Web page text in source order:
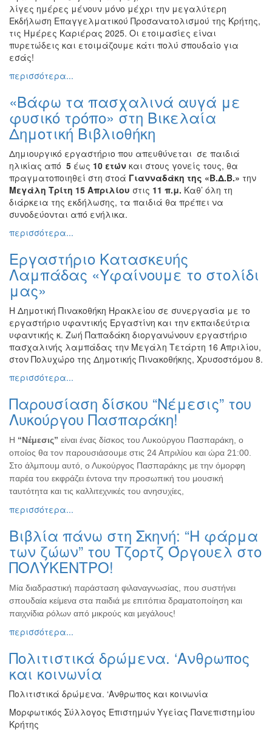
λίγες ημέρες μένουν μόνο μέχρι την μεγαλύτερη
Εκδήλωση Επαγγελματικού Προσανατολισμού της Κρήτης,
τις Ημέρες Καριέρας 2025. Οι ετοιμασίες είναι
πυρετώδεις και ετοιμάζουμε κάτι πολύ σπουδαίο για
εσάς!
περισσότερα...
«Βάφω τα πασχαλινά αυγά με
φυσικό τρόπο» στη Βικελαία
Δημοτική Βιβλιοθήκη
Δημιουργικό εργαστήριο που απευθύνεται σε παιδιά
ηλικίας από 5 έως 10 ετών και στους γονείς τους, θα
πραγματοποιηθεί στη στοά Γιανναδάκη της «Β.Δ.Β.» την
Μεγάλη Τρίτη 15 Απριλίου στις 11 π.μ. Καθ’ όλη τη
διάρκεια της εκδήλωσης, τα παιδιά θα πρέπει να
συνοδεύονται από ενήλικα.
περισσότερα...
Εργαστήριο Κατασκευής
Λαμπάδας «Υφαίνουμε το στολίδι
μας»
Η Δημοτική Πινακοθήκη Ηρακλείου σε συνεργασία με το
εργαστήριο υφαντικής Εργαστίνη και την εκπαιδεύτρια
υφαντικής κ. Ζωή Παπαδάκη διοργανώνουν εργαστήριο
πασχαλινής λαμπάδας την Μεγάλη Τετάρτη 16 Απριλίου,
στον Πολυχώρο της Δημοτικής Πινακοθήκης, Χρυσοστόμου 8.
περισσότερα...
Παρουσίαση δίσκου “Νέμεσις” του
Λυκούργου Πασπαράκη!
Η “Νέμεσις” είναι ένας δίσκος του Λυκούργου Πασπαράκη, ο
οποίος θα τον παρουσιάσουμε στις 24 Απριλίου και ώρα 21:00.
Στο άλμπουμ αυτό, ο Λυκούργος Πασπαράκης με την όμορφη
παρέα του εκφράζει έντονα την προσωπική του μουσική
ταυτότητα και τις καλλιτεχνικές του ανησυχίες,
περισσότερα...
Βιβλία πάνω στη Σκηνή: “Η φάρμα
των ζώων” του Τζορτζ Όργουελ στο
ΠΟΛΥΚΕΝΤΡΟ!
Μία διαδραστική παράσταση φιλαναγνωσίας, που συστήνει
σπουδαία κείμενα στα παιδιά με επιτόπια δραματοποίηση και
παιχνίδια ρόλων από μικρούς και μεγάλους!
περισσότερα...
Πολιτιστικά δρώμενα. ‘Ανθρωπος
και κοινωνία
Πολιτιστικά δρώμενα. ‘Ανθρωπος και κοινωνία
Moρφωτικός Σύλλογος Επιστημών Υγείας Πανεπιστημίου
Κρήτης